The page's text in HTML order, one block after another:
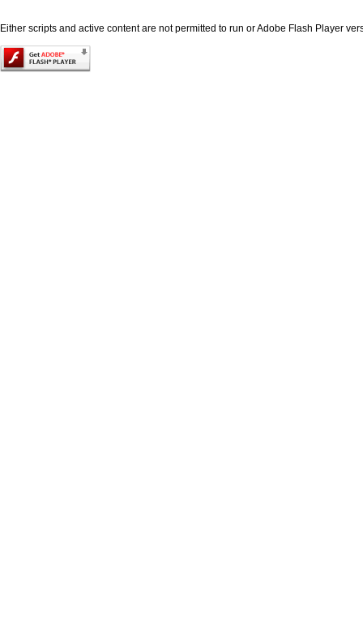
Either scripts and active content are not permitted to run or Adobe Flash Player